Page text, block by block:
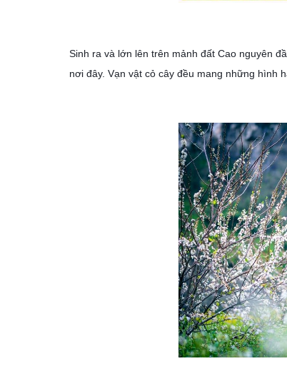
Sinh ra và lớn lên trên mảnh đất Cao nguyên
nơi đây. Vạn vật cỏ cây đều mang những hình